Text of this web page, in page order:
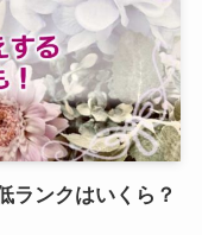
ランクはいくら？